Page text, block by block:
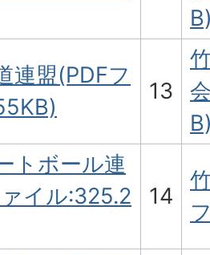
連盟(PDFフ
13
トボール連
イル:325.2
14